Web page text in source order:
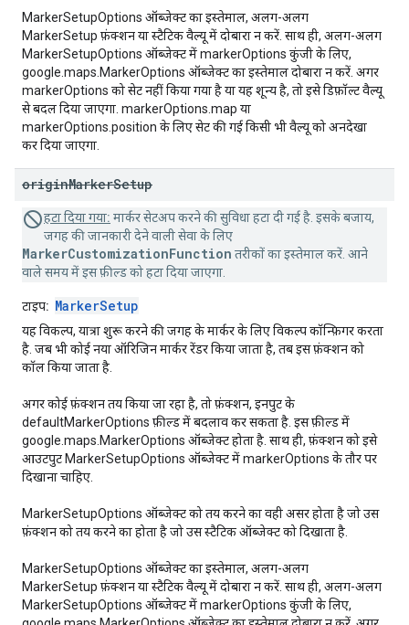
MarkerSetupOptions ऑब्जेक्ट का इस्तेमाल, अलग-अलग
MarkerSetup फ़ंक्शन या स्टैटिक वैल्यू में दोबारा न करें. साथ ही, अलग-अलग
MarkerSetupOptions ऑब्जेक्ट में markerOptions कुंजी के लिए,
google.maps.MarkerOptions ऑब्जेक्ट का इस्तेमाल दोबारा न करें. अगर
markerOptions को सेट नहीं किया गया है या यह शून्य है, तो इसे डिफ़ॉल्ट वैल्यू
से बदल दिया जाएगा. markerOptions.map या
markerOptions.position के लिए सेट की गई किसी भी वैल्यू को अनदेखा
कर दिया जाएगा.
originMarkerSetup
हटा दिया गया: मार्कर सेटअप करने की सुविधा हटा दी गई है. इसके बजाय,
जगह की जानकारी देने वाली सेवा के लिए
MarkerCustomizationFunction तरीकों का इस्तेमाल करें. आने
वाले समय में इस फ़ील्ड को हटा दिया जाएगा.
टाइप: MarkerSetup
यह विकल्प, यात्रा शुरू करने की जगह के मार्कर के लिए विकल्प कॉन्फ़िगर करता
है. जब भी कोई नया ऑरिजिन मार्कर रेंडर किया जाता है, तब इस फ़ंक्शन को
कॉल किया जाता है.
अगर कोई फ़ंक्शन तय किया जा रहा है, तो फ़ंक्शन, इनपुट के
defaultMarkerOptions फ़ील्ड में बदलाव कर सकता है. इस फ़ील्ड में
google.maps.MarkerOptions ऑब्जेक्ट होता है. साथ ही, फ़ंक्शन को इसे
आउटपुट MarkerSetupOptions ऑब्जेक्ट में markerOptions के तौर पर
दिखाना चाहिए.
MarkerSetupOptions ऑब्जेक्ट को तय करने का वही असर होता है जो उस
फ़ंक्शन को तय करने का होता है जो उस स्टैटिक ऑब्जेक्ट को दिखाता है.
MarkerSetupOptions ऑब्जेक्ट का इस्तेमाल, अलग-अलग
MarkerSetup फ़ंक्शन या स्टैटिक वैल्यू में दोबारा न करें. साथ ही, अलग-अलग
MarkerSetupOptions ऑब्जेक्ट में markerOptions कुंजी के लिए,